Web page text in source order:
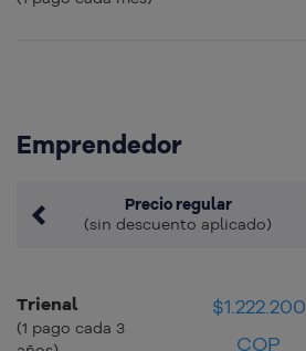
Emprendedor
Precio regular
(sin descuento aplicado)
Trienal
(1 pago cada 3
$33.950 COP
$1.222.200
COP